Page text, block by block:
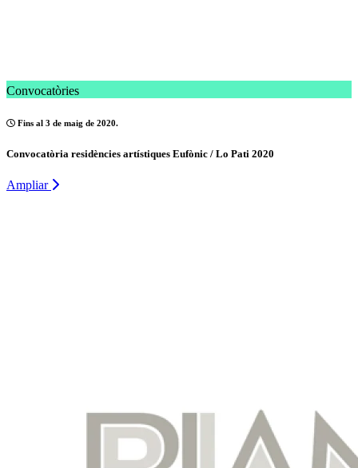
Convocatòries
Fins al 3 de maig de 2020.
Convocatòria residències artístiques Eufònic / Lo Pati 2020
Ampliar